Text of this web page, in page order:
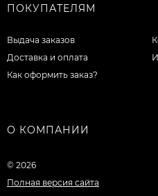
ПОКУПАТЕЛЯМ
Выдача заказов
Доставка и оплата
Как оформить заказ?
О КОМПАНИИ
© 2026
Полная версия сайта